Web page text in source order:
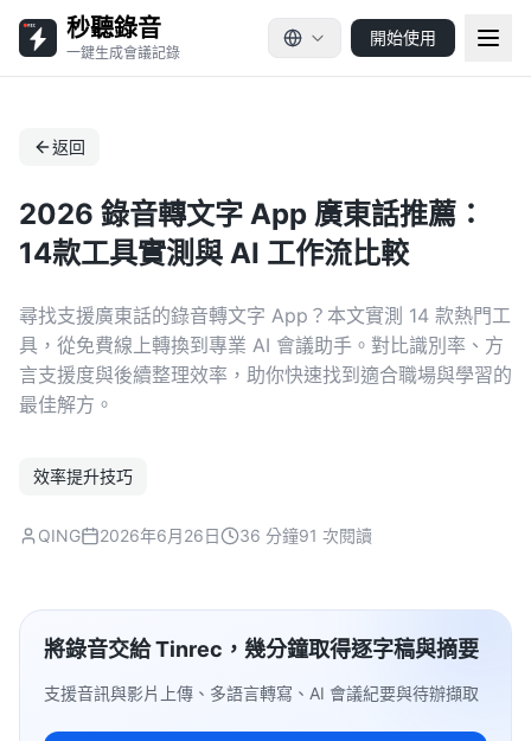
秒聽錄音
一鍵生成會議記錄
開始使用
返回
2026 錄音轉文字 App 廣東話推薦：
14款工具實測與 AI 工作流比較
尋找支援廣東話的錄音轉文字 App？本文實測 14 款熱門工
具，從免費線上轉換到專業 AI 會議助手。對比識別率、方
言支援度與後續整理效率，助你快速找到適合職場與學習的
最佳解方。
效率提升技巧
QING 2026年6月26日 36 分鐘91 次閱讀
將錄音交給 Tinrec，幾分鐘取得逐字稿與摘要
支援音訊與影片上傳、多語言轉寫、AI 會議紀要與待辦擷取